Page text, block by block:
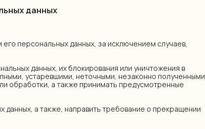
данных
персональных данных, за исключением случаев,
данных, их блокирования или уничтожения в
устаревшими, неточными, незаконно полученными
обработки, а также принимать предусмотренные
данных, а также, направить требование о прекращении